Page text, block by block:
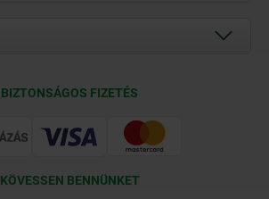
BIZTONSÁGOS FIZETÉS
KÖVESSEN BENNÜNKET